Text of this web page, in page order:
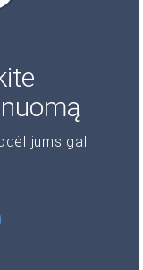
jums gali